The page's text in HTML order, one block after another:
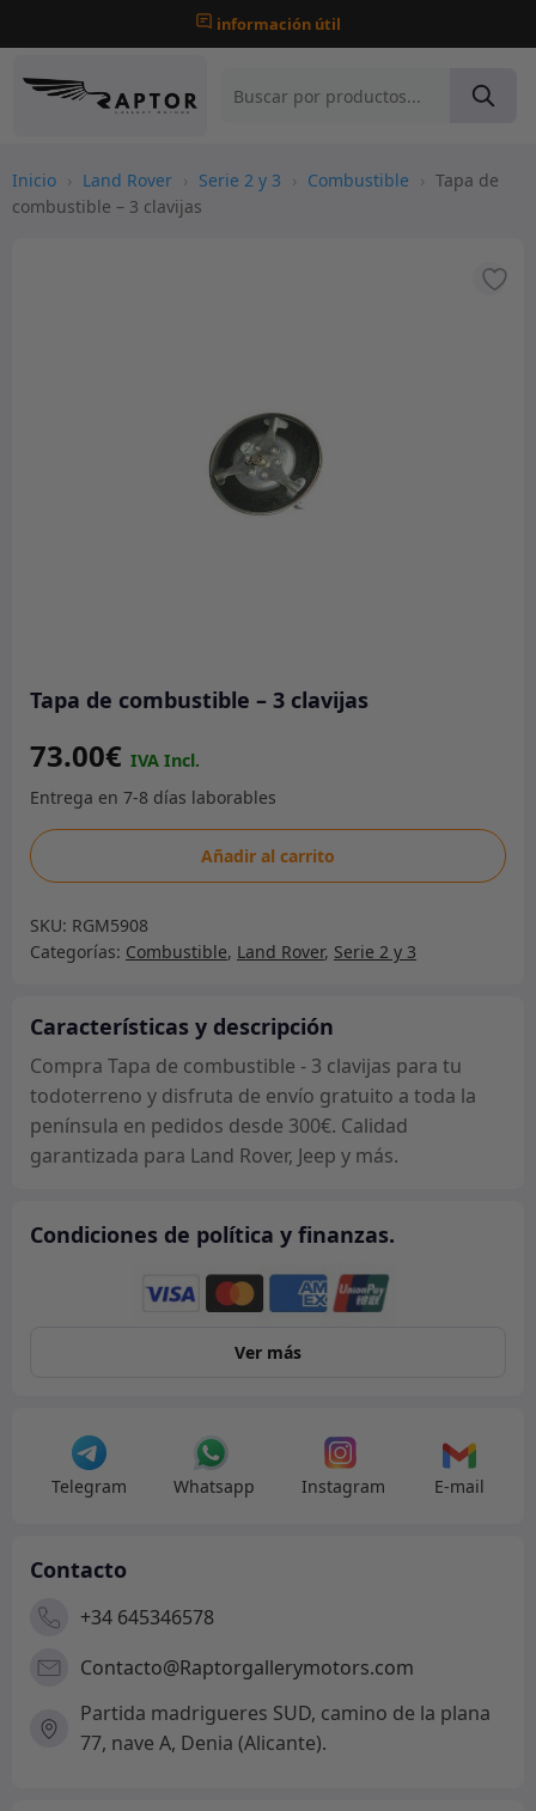
información útil
Inicio › Land Rover › Serie 2 y 3 › Combustible › Tapa de
combustible – 3 clavijas
Tapa de combustible – 3 clavijas
73.00€
Tapa
de
-
3
cantidad
Añadir al carrito
SKU: RGM5908
Categorías: Combustible, Land Rover, Serie 2 y 3
Características y descripción
Compra Tapa de combustible - 3 clavijas para tu
todoterreno y disfruta de envío gratuito a toda la
península en pedidos desde 300€. Calidad
garantizada para Land Rover, Jeep y más.
Condiciones de política y finanzas.
Ver más
Telegram Whatsapp Instagram E-mail
Contacto
+34 645346578
Contacto@Raptorgallerymotors.com
Partida madrigueres SUD, camino de la plana
77, nave A, Denia (Alicante).